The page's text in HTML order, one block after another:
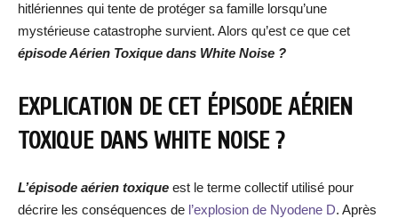
hitlériennes qui tente de protéger sa famille lorsqu’une
mystérieuse catastrophe survient. Alors qu’est ce que cet
épisode Aérien Toxique dans White Noise ?
EXPLICATION DE CET ÉPISODE AÉRIEN
TOXIQUE DANS WHITE NOISE ?
L’épisode aérien toxique est le terme collectif utilisé pour
décrire les conséquences de l’explosion de Nyodene D. Après